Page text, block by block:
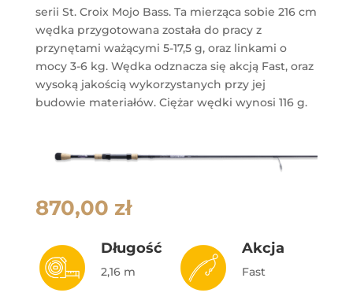
serii St. Croix Mojo Bass. Ta mierząca sobie 216 cm
wędka przygotowana została do pracy z
przynętami ważącymi 5-17,5 g, oraz linkami o
mocy 3-6 kg. Wędka odznacza się akcją Fast, oraz
wysoką jakością wykorzystanych przy jej
budowie materiałów. Ciężar wędki wynosi 116 g.
870,00 zł
Długość
2,16 m
Akcja
Fast